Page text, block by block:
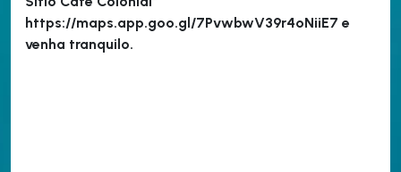
https://maps.app.goo.gl/7PvwbwV39r4oNiiE7 e
venha tranquilo.